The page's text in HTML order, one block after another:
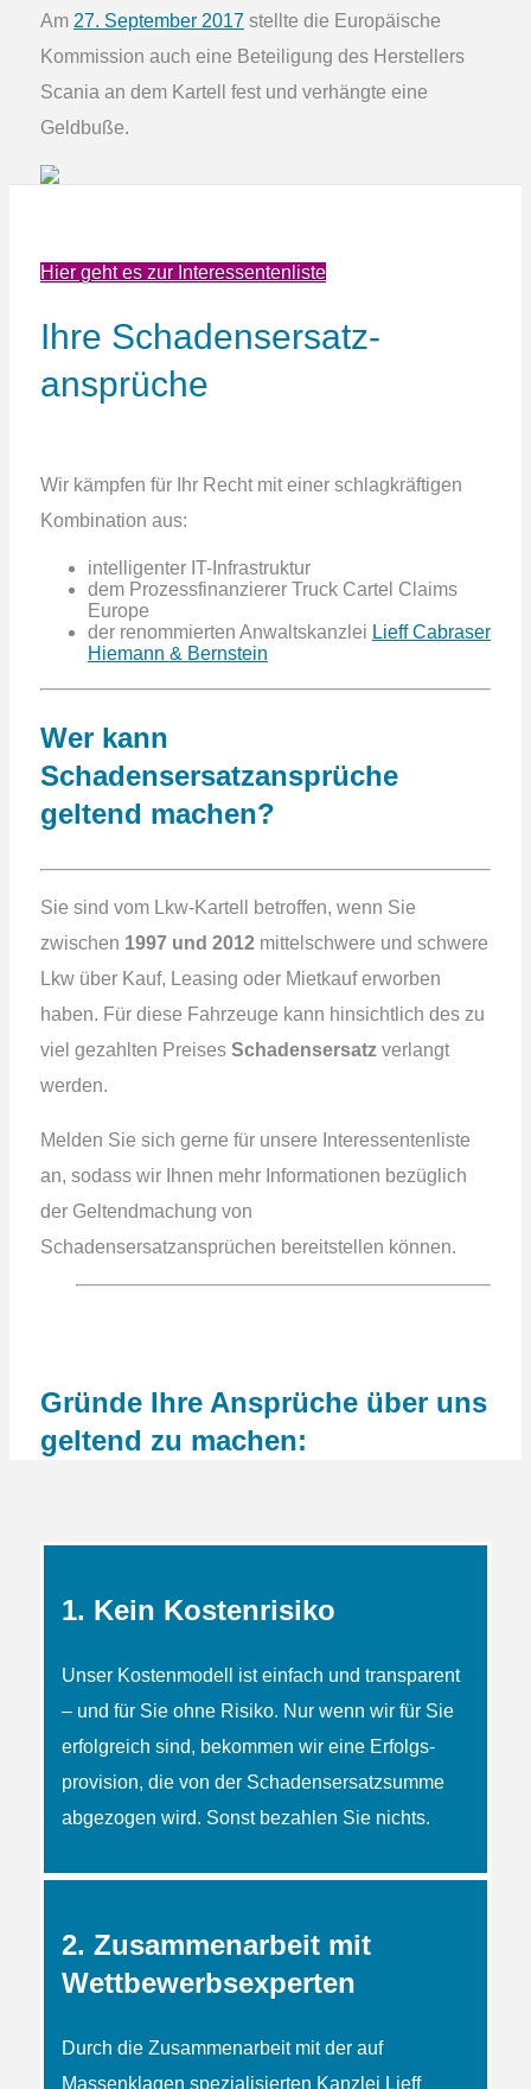
Am 27. September 2017 stellte die Europäische
Kommission auch eine Beteiligung des Herstellers
Scania an dem Kartell fest und verhängte eine
Geldbuße.
Hier geht es zur Interessentenliste
Ihre Schadens­ersatz­
ansprüche
Wir kämpfen für Ihr Recht mit einer schlagkräftigen
Kombination aus:
intelligenter IT-Infrastruktur
dem Prozessfinanzierer Truck Cartel Claims
Europe
der renommierten Anwaltskanzlei Lieff Cabraser
Hiemann & Bernstein
Wer kann
Schadensersatzansprüche
geltend machen?
Sie sind vom Lkw-Kartell betroffen, wenn Sie
zwischen 1997 und 2012mittelschwere und schwere
Lkw über Kauf, Leasing oder Mietkauf erworben
haben. Für diese Fahrzeuge kann hinsichtlich des zu
viel gezahlten Preises Schadensersatzverlangt
werden.
Melden Sie sich gerne für unsere Interessentenliste
an, sodass wir Ihnen mehr Informationen bezüglich
der Geltendmachung von
Schadensersatzansprüchen bereitstellen können.
Gründe Ihre Ansprüche über uns
geltend zu machen:
1. Kein Kostenrisiko
Unser Kostenmodell ist einfach und transparent
– und für Sie ohne Risiko. Nur wenn wir für Sie
erfolgreich sind, bekommen wir eine Erfolgs­
provision, die von der Schadens­ersatzsumme
abgezogen wird. Sonst bezahlen Sie nichts.
2. Zusammenarbeit mit
Wettbewerbsexperten
Durch die Zusammenarbeit mit der auf
Massenklagen spezialisierten Kanzlei Lieff